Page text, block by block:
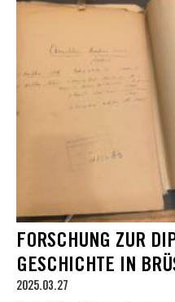
FORSCHUNG ZUR
GESCHICHTE IN
2025.03.27